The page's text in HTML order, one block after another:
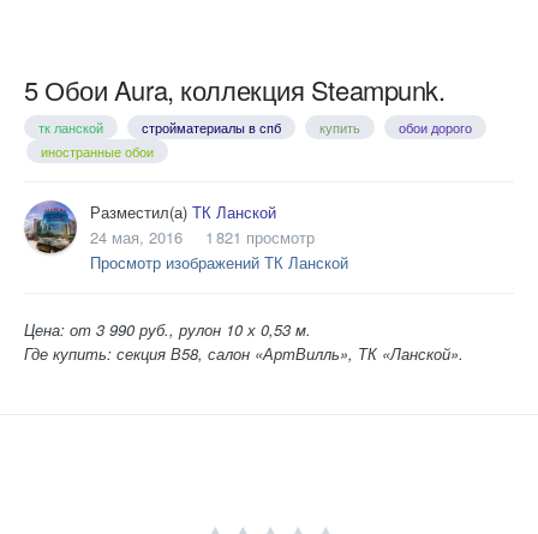
5 Обои Aura, коллекция Steampunk.
тк ланской стройматериалы в спб купить
обои дорого
иностранные обои
Разместил(а) ТК Ланской
24 мая, 2016
1 821 просмотр
Просмотр изображений ТК Ланской
Цена: от 3 990 руб., рулон 10 х 0,53 м.
Где купить: секция В58, салон «АртВилль», ТК «Ланской».